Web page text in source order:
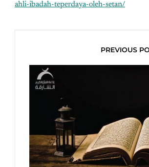
ahli-ibadah-teperdaya-oleh-setan/
PREVIOUS